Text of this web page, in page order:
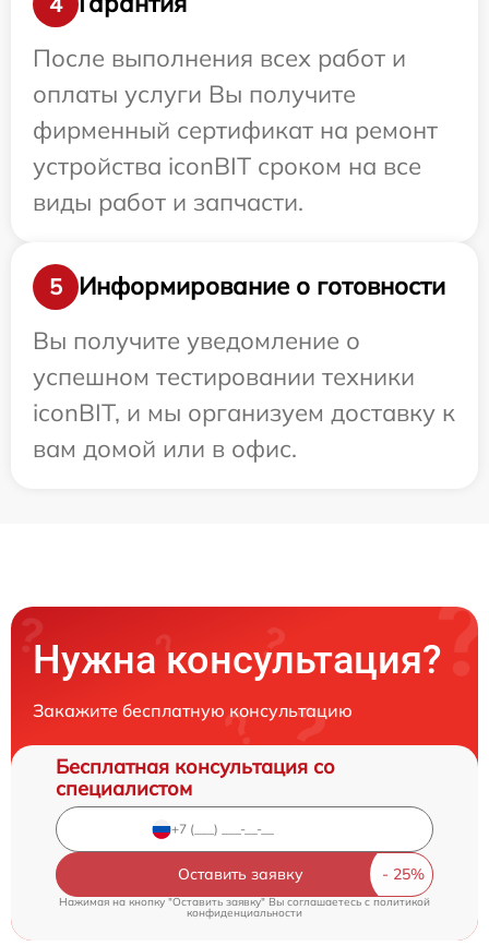
После выполнения всех работ и
оплаты услуги Вы получите
фирменный сертификат на ремонт
устройства iconBIT сроком на все
виды работ и запчасти.
5
Информирование о готовности
Вы получите уведомление о
успешном тестировании техники
iconBIT, и мы организуем доставку к
вам домой или в офис.
Нужна консультация?
Закажите бесплатную консультацию
Бесплатная консультация со
специалистом
Оставить заявку
Нажимая на кнопку "Оставить заявку" Вы соглашаетесь cполитикой
конфиденциальности